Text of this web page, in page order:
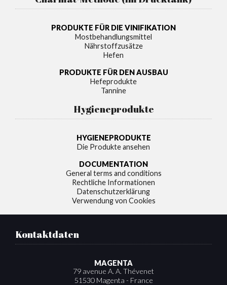
PRODUKTE FÜR DIE VINIFIKATION
Mostbehandlungsmittel
Nährstoffzusätze
Hefen
PRODUKTE FÜR DEN AUSBAU
Hefeprodukte
Tannine
Hygieneprodukte
HYGIENEPRODUKTE
Die Produkte ansehen
DOCUMENTATION
General terms and conditions
Rechtliche Informationen
Datenschutzerklärung
Verwendung von Cookies
Kontaktdaten
MAGENTA
79 avenue A. A. Thévenet
51530 Magenta - France